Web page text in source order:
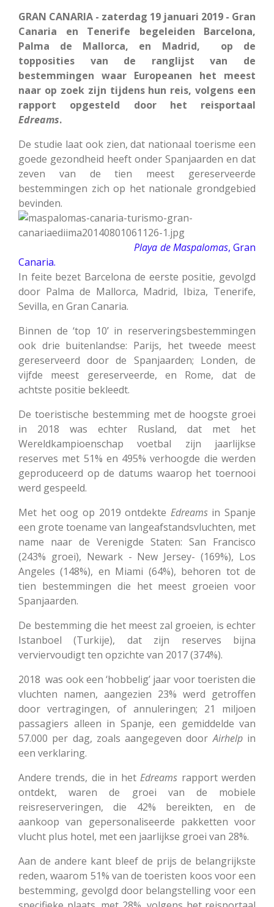
GRAN CANARIA - zaterdag 19 januari 2019 - Gran
Canaria en Tenerife begeleiden Barcelona,
Palma de Mallorca, en Madrid, op de
topposities van de ranglijst van de
bestemmingen waar Europeanen het meest
naar op zoek zijn tijdens hun reis, volgens een
rapport opgesteld door het reisportaal
Edreams.
De studie laat ook zien, dat nationaal toerisme een
goede gezondheid heeft onder Spanjaarden en dat
zeven van de tien meest gereserveerde
bestemmingen zich op het nationale grondgebied
bevinden.
Playa de Maspalomas, Gran
Canaria.
In feite bezet Barcelona de eerste positie, gevolgd
door Palma de Mallorca, Madrid, Ibiza, Tenerife,
Sevilla, en Gran Canaria.
Binnen de ‘top 10’ in reserveringsbestemmingen
ook drie buitenlandse: Parijs, het tweede meest
gereserveerd door de Spanjaarden; Londen, de
vijfde meest gereserveerde, en Rome, dat de
achtste positie bekleedt.
De toeristische bestemming met de hoogste groei
in 2018 was echter Rusland, dat met het
Wereldkampioenschap voetbal zijn jaarlijkse
reserves met 51% en 495% verhoogde die werden
geproduceerd op de datums waarop het toernooi
werd gespeeld.
Met het oog op 2019 ontdekte Edreamsin Spanje
een grote toename van langeafstandsvluchten, met
name naar de Verenigde Staten: San Francisco
(243% groei), Newark - New Jersey- (169%), Los
Angeles (148%), en Miami (64%), behoren tot de
tien bestemmingen die het meest groeien voor
Spanjaarden.
De bestemming die het meest zal groeien, is echter
Istanboel (Turkije), dat zijn reserves bijna
verviervoudigt ten opzichte van 2017 (374%).
2018 was ook een ‘hobbelig’ jaar voor toeristen die
vluchten namen, aangezien 23% werd getroffen
door vertragingen, of annuleringen; 21 miljoen
passagiers alleen in Spanje, een gemiddelde van
57.000 per dag, zoals aangegeven doorAirhelpin
een verklaring.
Andere trends, die in hetEdreams rapport werden
ontdekt, waren de groei van de mobiele
reisreserveringen, die 42% bereikten, en de
aankoop van gepersonaliseerde pakketten voor
vlucht plus hotel, met een jaarlijkse groei van 28%.
Aan de andere kant bleef de prijs de belangrijkste
reden, waarom 51% van de toeristen koos voor een
bestemming, gevolgd door belangstelling voor een